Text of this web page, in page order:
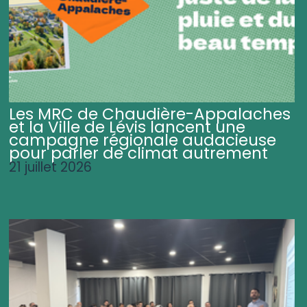
Les MRC de Chaudière-Appalaches
et la Ville de Lévis lancent une
campagne régionale audacieuse
pour parler de climat autrement
21 juillet 2026